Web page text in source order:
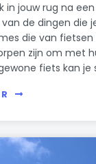
in jouw rug na
de dingen die
die van
zijn om met
fiets kan je